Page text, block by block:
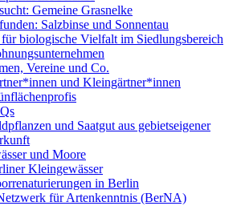
Gemeine Grasnelke
Salzbinse und Sonnentau
biologische Vielfalt im Siedlungsbereich
Vereine und Co.
und Kleingärtner*innen
und Saatgut aus gebietseigener
und Moore
Kleingewässer
in Berlin
für Artenkenntnis (BerNA)